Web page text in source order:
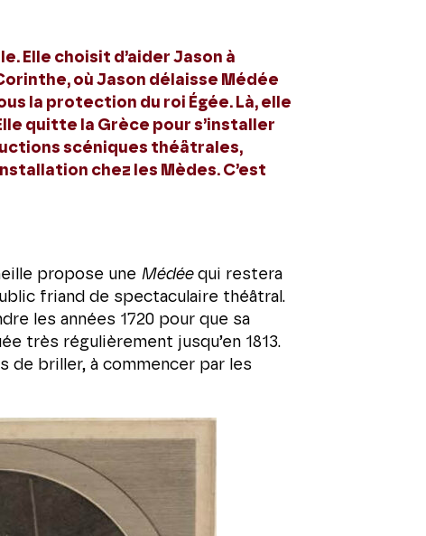
Elle choisit d’aider Jason à
où Jason délaisse Médée
la protection du roi Égée. Là, elle
quitte la Grèce pour s’installer
scéniques théâtrales,
chez les Mèdes. C’est
propose une Médéequi restera
friand de spectaculaire théâtral.
les années 1720 pour que sa
très régulièrement jusqu’en 1813.
de briller, à commencer par les